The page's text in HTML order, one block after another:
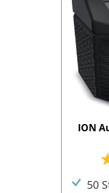
ION
50